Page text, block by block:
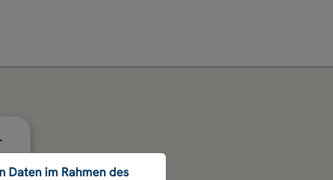
Daten im Rahmen des